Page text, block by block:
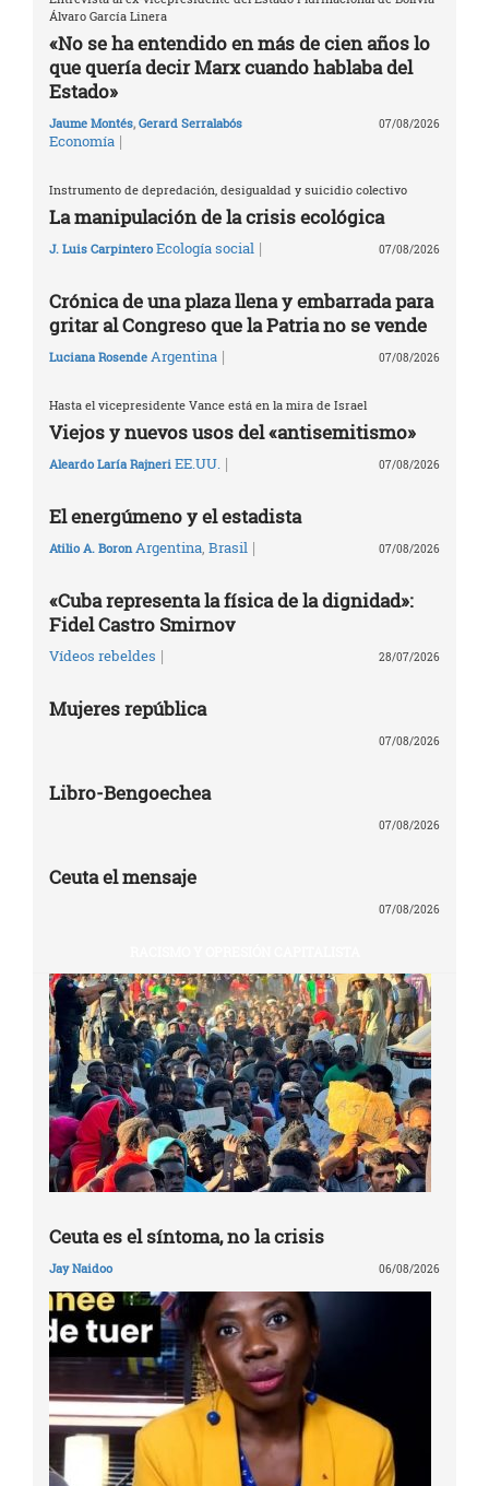
Álvaro García Linera
«No se ha entendido en más de cien años lo
que quería decir Marx cuando hablaba del
Estado»
Jaume Montés, Gerard Serralabós
Economía |
07/08/2026
Instrumento de depredación, desigualdad y suicidio colectivo
La manipulación de la crisis ecológica
J. Luis Carpintero Ecología social | 07/08/2026
Crónica de una plaza llena y embarrada para
gritar al Congreso que la Patria no se vende
Luciana Rosende Argentina | 07/08/2026
Hasta el vicepresidente Vance está en la mira de Israel
Viejos y nuevos usos del «antisemitismo»
Aleardo Laría Rajneri EE.UU. | 07/08/2026
El energúmeno y el estadista
Atilio A. Boron Argentina, Brasil | 07/08/2026
«Cuba representa la física de la dignidad»:
Fidel Castro Smirnov
Vídeos rebeldes | 28/07/2026
Mujeres república
07/08/2026
Libro-Bengoechea
07/08/2026
Ceuta el mensaje
07/08/2026
Ceuta es el síntoma, no la crisis
Jay Naidoo 06/08/2026